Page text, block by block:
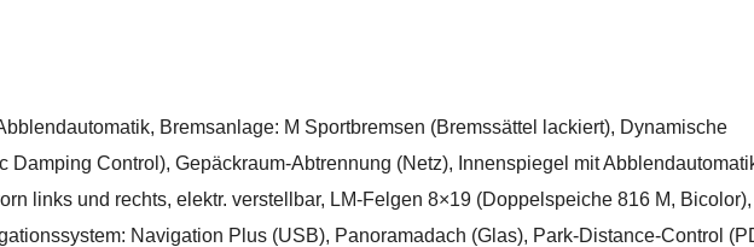
Bremsanlage: M Sportbremsen (Bremssättel lackiert), Dynamische
Damping Control), Gepäckraum-Abtrennung (Netz), Innenspiegel mit
links und rechts, elektr. verstellbar, LM-Felgen 8×19 (Doppelspeiche 816 M, Bicolor),
Navigation Plus (USB), Panoramadach (Glas), Park-Distance-Control